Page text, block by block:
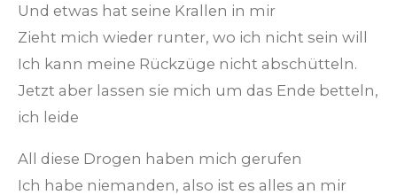
Und etwas hat seine Krallen in mir
Zieht mich wieder runter, wo ich nicht sein will
Ich kann meine Rückzüge nicht abschütteln.
Jetzt aber lassen sie mich um das Ende betteln,
ich leide
All diese Drogen haben mich gerufen
Ich habe niemanden, also ist es alles an mir